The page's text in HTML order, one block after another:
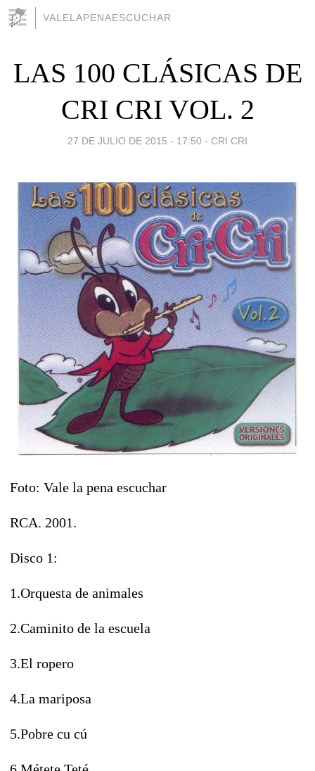
VALELAPENAESCUCHAR
LAS 100 CLÁSICAS DE
CRI CRI VOL. 2
27 DE JULIO DE 2015 - 17:50 - CRI CRI
Foto: Vale la pena escuchar
RCA. 2001.
Disco 1:
1.Orquesta de animales
2.Caminito de la escuela
3.El ropero
4.La mariposa
5.Pobre cu cú